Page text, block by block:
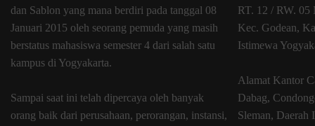
dan Sablon yang mana berdiri pada tanggal 08
Januari 2015 oleh seorang pemuda yang masih
berstatus mahasiswa semester 4 dari salah satu
kampus di Yogyakarta.
Sampai saat ini telah dipercaya oleh banyak
orang baik dari perusahaan, perorangan, instansi,
RT. 12 / RW. 05
Kec. Godean,
Istimewa
Alamat Kantor
Dabag,
Sleman, Daerah